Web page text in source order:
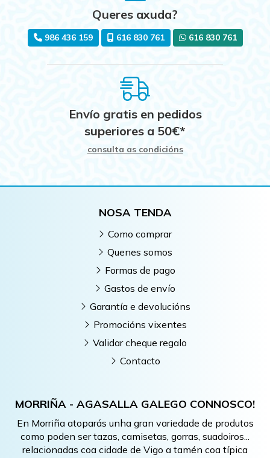
Queres axuda?
986 436 159 616 830 761 616 830 761
Envío gratis en pedidos
superiores a 50€*
consulta as condicións
MORRIÑA - AGASALLA GALEGO CONNOSCO!
En Morriña atoparás unha gran variedade de produtos
como poden ser tazas, camisetas, gorras, suadoiros...
relacionadas coa cidade de Vigo a tamén coa típica
NOSA TENDA
Como comprar
Quenes somos
Formas de pago
Gastos de envío
Garantía e devolucións
Promocións vixentes
Validar cheque regalo
Contacto